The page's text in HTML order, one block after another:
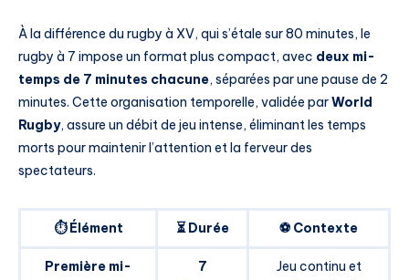
À la différence du rugby à XV, qui s’étale sur 80 minutes, le
rugby à 7 impose un format plus compact, avec deux mi-
temps de 7 minutes chacune, séparées par une pause de 2
minutes. Cette organisation temporelle, validée parWorld
Rugby, assure un débit de jeu intense, éliminant les temps
morts pour maintenir l’attention et la ferveur des
spectateurs.
⏱️ Élément ⏳ Durée ⚽ Contexte
Première mi-
7
Jeu continu et